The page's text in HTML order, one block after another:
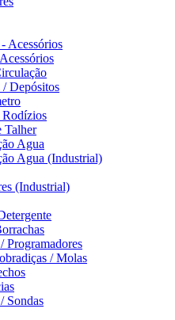
Acessórios
/ Depósitos
Talher
Agua
Agua (Industrial)
(Industrial)
Programadores
/ Molas
Sondas